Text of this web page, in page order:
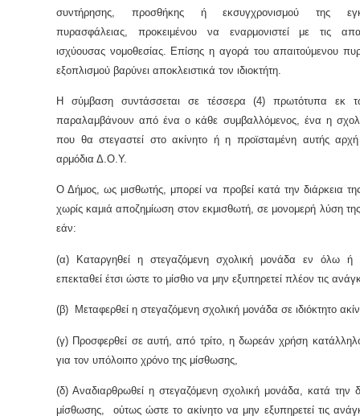
συντήρησης, προσθήκης ή εκσυγχρονισμού της
πυρασφάλειας, προκειμένου να εναρμονιστεί με τις
ισχύουσας νομοθεσίας. Επίσης η αγορά του απαιτούμενου
εξοπλισμού βαρύνει αποκλειστικά τον ιδιοκτήτη.
Η σύμβαση συντάσσεται σε τέσσερα (4) πρωτότυπα εκ
παραλαμβάνουν από ένα ο κάθε συμβαλλόμενος, ένα η
που θα στεγαστεί στο ακίνητο ή η προϊσταμένη αυτής
αρμόδια Δ.Ο.Υ.
Ο Δήμος, ως μισθωτής, μπορεί να προβεί κατά την διάρκεια
χωρίς καμιά αποζημίωση στον εκμισθωτή, σε μονομερή λύση
εάν:
(α) Καταργηθεί η στεγαζόμενη σχολική μονάδα εν όλω ή
επεκταθεί έτσι ώστε το μίσθιο να μην εξυπηρετεί πλέον τις
(β) Μεταφερθεί η στεγαζόμενη σχολική μονάδα σε ιδιόκτητο
(γ) Προσφερθεί σε αυτή, από τρίτο, η δωρεάν χρήση
για τον υπόλοιπο χρόνο της μίσθωσης,
(δ) Αναδιαρθρωθεί η στεγαζόμενη σχολική μονάδα, κατά την
μίσθωσης, ούτως ώστε το ακίνητο να μην εξυπηρετεί τις